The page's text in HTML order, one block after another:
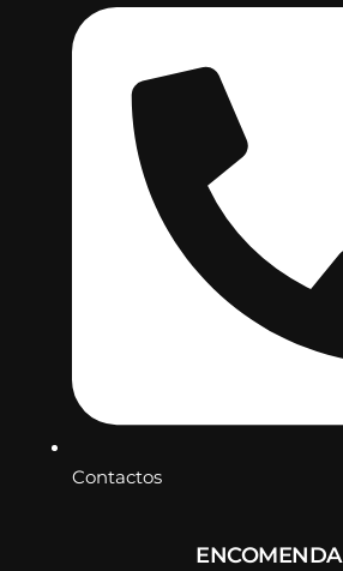
Contactos
ENCOMENDA